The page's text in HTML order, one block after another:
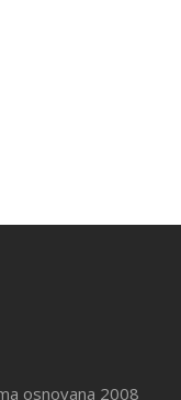
osnovana 2008